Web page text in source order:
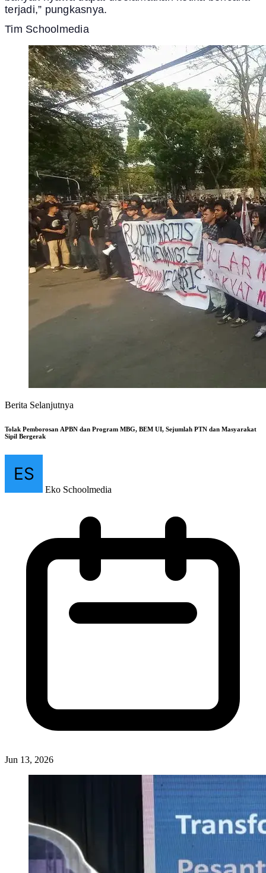
terjadi,” pungkasnya.
Tim Schoolmedia
Berita Selanjutnya
Tolak Pemborosan APBN dan Program MBG, BEM UI, Sejumlah PTN dan Masyarakat
Sipil Bergerak
Eko Schoolmedia
Jun 13, 2026